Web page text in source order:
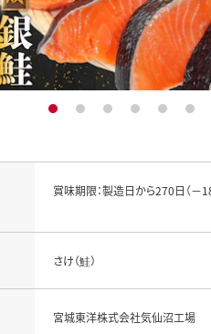
1 2 3 4 5 6
賞味期限：製造日から270日（－
さけ（鮭）
宮城東洋株式会社気仙沼工場